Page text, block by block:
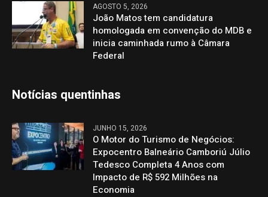
AGOSTO 5, 2026
João Matos tem candidatura
homologada em convenção do MDB e
inicia caminhada rumo à Câmara
Federal
Notícias quentinhas
JUNHO 15, 2026
O Motor do Turismo de Negócios:
Expocentro Balneário Camboriú Júlio
Tedesco Completa 4 Anos com
Impacto de R$ 592 Milhões na
Economia